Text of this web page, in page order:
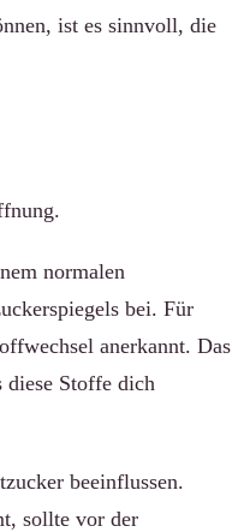
ist es sinnvoll, die
normalen
bei. Für
anerkannt. Das
diese Stoffe dich
beeinflussen.
sollte vor der